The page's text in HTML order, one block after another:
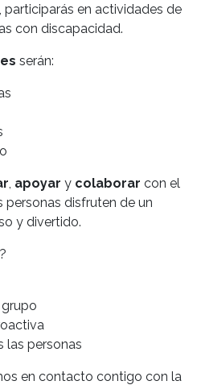
en actividades de
con discapacidad.
serán:
apoyar y colaborar con el
disfruten de un
y divertido.
las personas
en contacto contigo con la